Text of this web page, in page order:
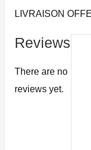
LIVRAISON
Reviews
There are no
reviews yet.